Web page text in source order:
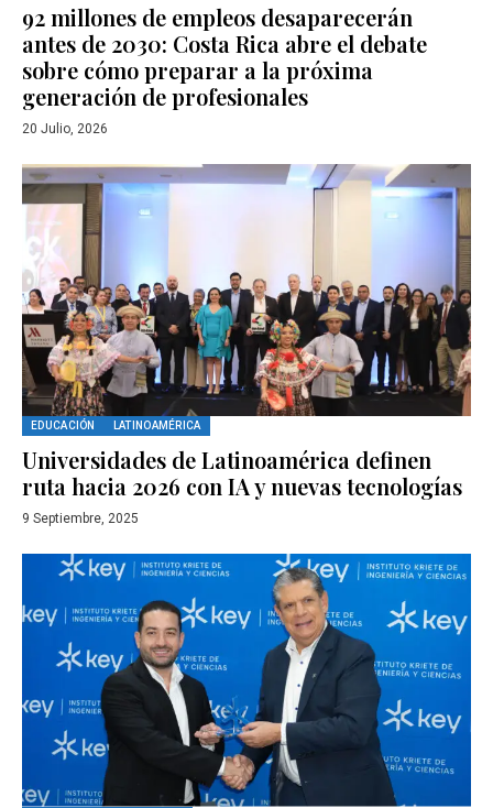
92 millones de empleos desaparecerán
antes de 2030: Costa Rica abre el debate
sobre cómo preparar a la próxima
generación de profesionales
20 Julio, 2026
EDUCACIÓN LATINOAMÉRICA
Universidades de Latinoamérica definen
ruta hacia 2026 con IA y nuevas tecnologías
9 Septiembre, 2025